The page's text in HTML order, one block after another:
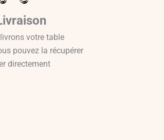
votre table
pouvez la récupérer
directement